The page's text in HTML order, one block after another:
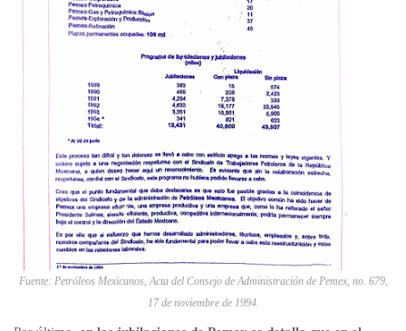
Fuente: Petróleos Mexicanos, Acta del Consejo de Administración de Pemex, no. 679,
17 de noviembre de 1994.